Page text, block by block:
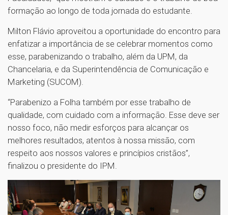
formação ao longo de toda jornada do estudante.
Milton Flávio aproveitou a oportunidade do encontro para
enfatizar a importância de se celebrar momentos como
esse, parabenizando o trabalho, além da UPM, da
Chancelaria, e da Superintendência de Comunicação e
Marketing (SUCOM).
“Parabenizo a Folha também por esse trabalho de
qualidade, com cuidado com a informação. Esse deve ser
nosso foco, não medir esforços para alcançar os
melhores resultados, atentos à nossa missão, com
respeito aos nossos valores e princípios cristãos”,
finalizou o presidente do IPM.